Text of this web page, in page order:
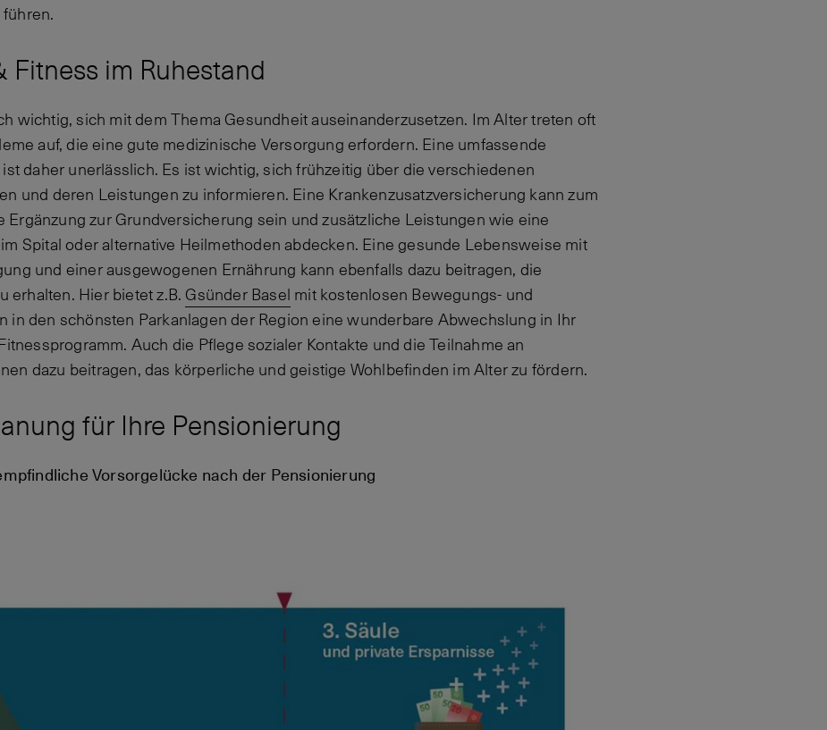
Fitness im Ruhestand
wichtig, sich mit dem Thema Gesundheit auseinanderzusetzen. Im Alter treten oft
auf, die eine gute medizinische Versorgung erfordern. Eine umfassende
daher unerlässlich. Es ist wichtig, sich frühzeitig über die verschiedenen
und deren Leistungen zu informieren. Eine Krankenzusatzversicherung kann zum
Ergänzung zur Grundversicherung sein und zusätzliche Leistungen wie eine
Spital oder alternative Heilmethoden abdecken. Eine gesunde Lebensweise mit
und einer ausgewogenen Ernährung kann ebenfalls dazu beitragen, die
erhalten. Hier bietet z.B. Gsünder Basel mit kostenlosen Bewegungs- und
in den schönsten Parkanlagen der Region eine wunderbare Abwechslung in Ihr
Auch die Pflege sozialer Kontakte und die Teilnahme an
dazu beitragen, das körperliche und geistige Wohlbefinden im Alter zu fördern.
für Ihre Pensionierung
Vorsorgelücke nach der Pensionierung